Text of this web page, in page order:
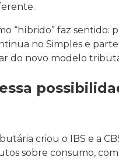
“híbrido” faz sentido:
no Simples e
do novo modelo
criou o IBS e a
sobre consumo,